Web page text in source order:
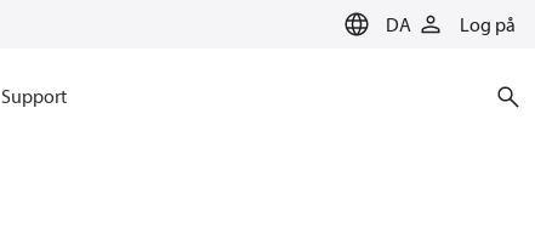
DA Log på
Support